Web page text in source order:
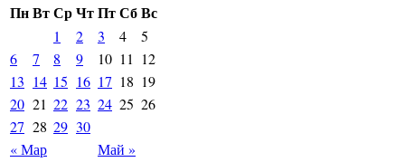
ПнВтСрЧтПтСбВс
« Мар Май »
1 2 3 4
5
6
7 8 9 10 11
12
13 14 15 16 17 18 19
20 21 22 23 24 25 26
27 28 29 30